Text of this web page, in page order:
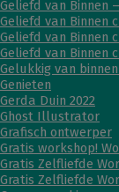
Geliefd van Binnen
Geliefd van Binnen
Geliefd van Binnen
Geliefd van Binnen
Gelukkig van
Genieten
Gerda Duin 2022
Ghost Illustrator
Grafisch ontwerper
Gratis workshop!
Gratis Zelfliefde
Gratis Zelfliefde